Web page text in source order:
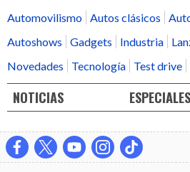
Automovilismo
Autos clásicos
Autoshows
Gadgets Industria
Novedades
Tecnología Test drive
NOTICIAS ESPECIALES